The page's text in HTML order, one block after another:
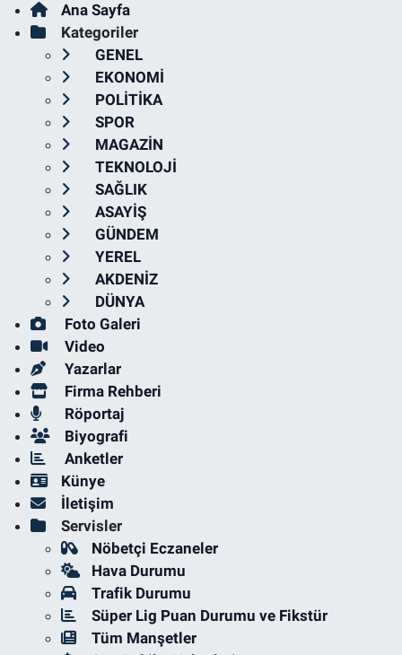
Ana Sayfa
Kategoriler
GENEL
EKONOMİ
POLİTİKA
SPOR
MAGAZİN
TEKNOLOJİ
SAĞLIK
ASAYİŞ
GÜNDEM
YEREL
AKDENİZ
DÜNYA
Foto Galeri
Video
Yazarlar
Firma Rehberi
Röportaj
Biyografi
Anketler
Künye
İletişim
Servisler
Nöbetçi Eczaneler
Hava Durumu
Trafik Durumu
Süper Lig Puan Durumu ve Fikstür
Tüm Manşetler